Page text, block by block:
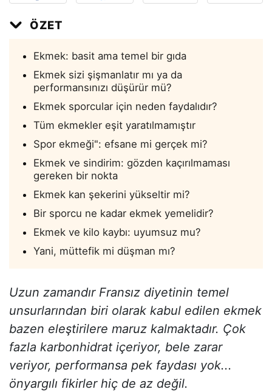
ÖZET
Ekmek: basit ama temel bir gıda
Ekmek sizi şişmanlatır mı ya da
performansınızı düşürür mü?
Ekmek sporcular için neden faydalıdır?
Tüm ekmekler eşit yaratılmamıştır
Spor ekmeği": efsane mi gerçek mi?
Ekmek ve sindirim: gözden kaçırılmaması
gereken bir nokta
Ekmek kan şekerini yükseltir mi?
Bir sporcu ne kadar ekmek yemelidir?
Ekmek ve kilo kaybı: uyumsuz mu?
Yani, müttefik mi düşman mı?
Uzun zamandır Fransız diyetinin temel
unsurlarından biri olarak kabul edilen ekmek
bazen eleştirilere maruz kalmaktadır. Çok
fazla karbonhidrat içeriyor, bele zarar
veriyor, performansa pek faydası yok...
önyargılı fikirler hiç de az değil.